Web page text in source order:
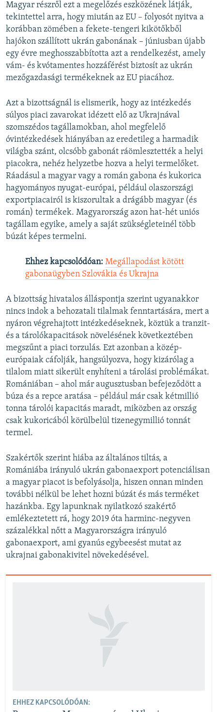
Magyar részről ezt a megelőzés eszközének látják,
tekintettel arra, hogy miután az EU – folyosót nyitva a
korábban zömében a fekete-tengeri kikötőkből
hajókon szállított ukrán gabonának – júniusban újabb
egy évre meghosszabbította azt a rendelkezést, amely
vám- és kvótamentes hozzáférést biztosít az ukrán
mezőgazdasági termékeknek az EU piacához.
Azt a bizottságnál is elismerik, hogy az intézkedés
súlyos piaci zavarokat idézett elő az Ukrajnával
szomszédos tagállamokban, ahol megfelelő
óvintézkedések hiányában az eredetileg a harmadik
világba szánt, olcsóbb gabonát ráömlesztették a helyi
piacokra, nehéz helyzetbe hozva a helyi termelőket.
Ráadásul a magyar vagy a román gabona és kukorica
hagyományos nyugat-európai, például olaszországi
exportpiacairól is kiszorultak a drágább magyar (és
román) termékek. Magyarország azon hat-hét uniós
tagállam egyike, amely a saját szükségleteinél több
búzát képes termelni.
Ehhez kapcsolódóan: Megállapodást kötött
gabonaügyben Szlovákia és Ukrajna
A bizottság hivatalos álláspontja szerint ugyanakkor
nincs indok a behozatali tilalmak fenntartására, mert a
nyáron végrehajtott intézkedéseknek, köztük a tranzit-
és a tárolókapacitások növelésének következtében
megszűnt a piaci torzulás. Ezt azonban a közép-
európaiak cáfolják, hangsúlyozva, hogy kizárólag a
tilalom miatt sikerült enyhíteni a tárolási problémákat.
Romániában – ahol már augusztusban befejeződött a
búza és a repce aratása – például már csak kétmillió
tonna tárolói kapacitás maradt, miközben az ország
csak kukoricából körülbelül tizenegymillió tonnát
termel.
Szakértők szerint hiába az általános tiltás, a
Romániába irányuló ukrán gabonaexport potenciálisan
a magyar piacot is befolyásolja, hiszen onnan minden
további nélkül be lehet hozni búzát és más terméket
hazánkba. Egy lapunknak nyilatkozó szakértő
emlékeztetett rá, hogy 2019 óta harminc-negyven
százalékkal nőtt a Magyarországra irányuló
gabonaexport, ami gyanús egybeesést mutat az
ukrajnai gabonakivitel növekedésével.
EHHEZ KAPCSOLÓDÓAN: